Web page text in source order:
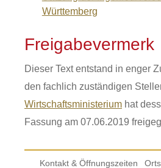
Württemberg
Freigabevermerk
Dieser Text entstand in enger
den fachlich zuständigen
Wirtschaftsministerium hat
Fassung am 07.06.2019
Kontakt & Öffnungszeiten